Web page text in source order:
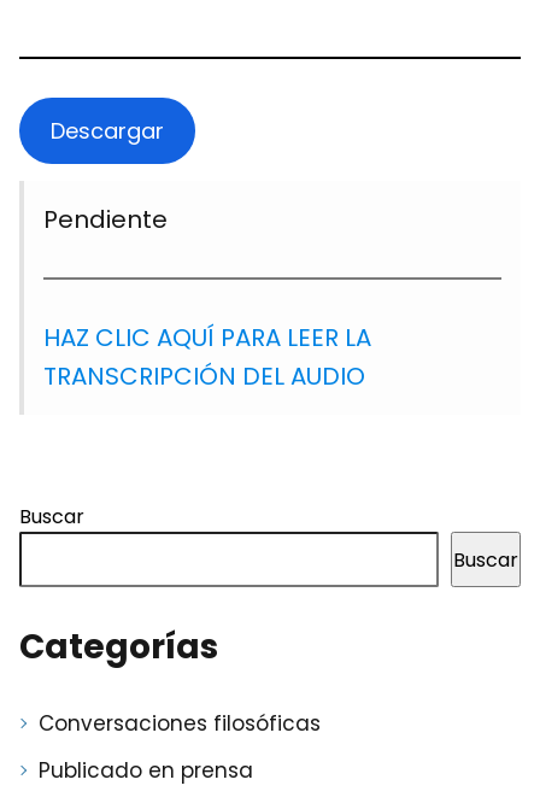
Descargar
Pendiente
HAZ CLIC AQUÍ PARA LEER LA
TRANSCRIPCIÓN DEL AUDIO
Buscar
Buscar
Categorías
Conversaciones filosóficas
Publicado en prensa